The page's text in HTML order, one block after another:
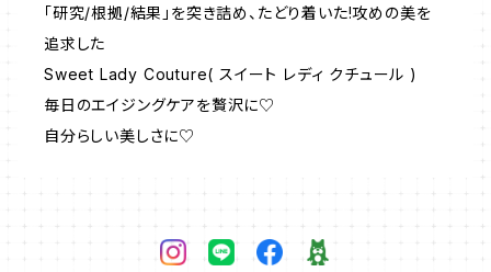
「研究/根拠/結果」を突き詰め、たどり着いた!攻めの美を
追求した
Sweet Lady Couture( スイート レディ クチュール )
毎日のエイジングケアを贅沢に♡
自分らしい美しさに♡